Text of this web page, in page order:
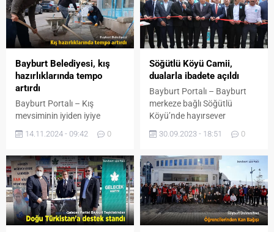
Bayburt Belediyesi, kış
hazırlıklarında tempo
artırdı
Bayburt Portalı – Kış
mevsiminin iyiden iyiye
beraber Bayburt
ekipleri yoğun mesaisine
vites yükselterek devam
ediyor. Fen İşleri Müdürlüğü
ekipleri asfalt uygulaması ve
kaldırım yapım çalışmalarını
süratle sürdürüyor.
14.11.2024 - 09:42 0
Söğütlü Köyü Camii,
dualarla ibadete açıldı
Bayburt Portalı – Bayburt
merkeze bağlı Söğütlü
Köyü’nde hayırsever
tamamlanan Söğütlü Köyü
açıldı. Bayburt Valiliği İl
Müftülüğü’nün
koordinasyonunda Söğütlü
Köyü Camii Yaptırma ve
Yaşatma Derneği ile Köy
Muhtarlığı’nın destekleriyle
30.09.2023 - 18:51 0